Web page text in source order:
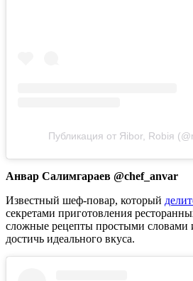
Публикация от Яibor, Robiя
Анвар Салимгараев @chef_anvar
Известный шеф-повар, который
секретами приготовления
сложные рецепты простыми словами
достичь идеального вкуса.